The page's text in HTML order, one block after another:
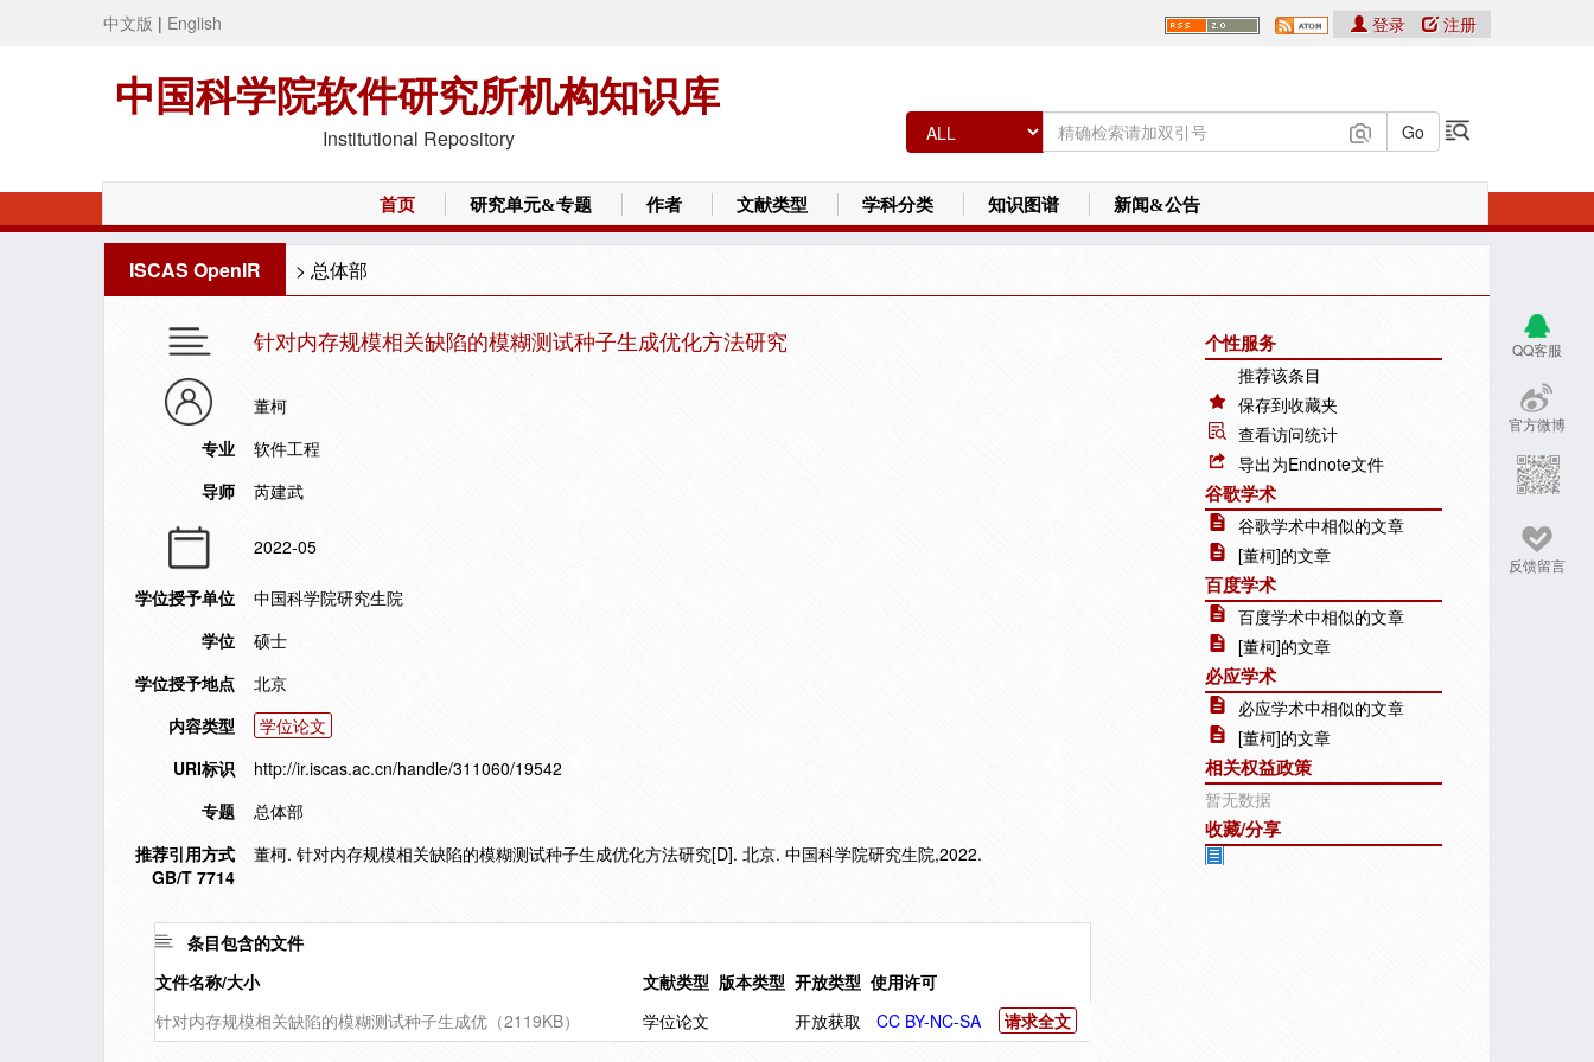
中文版 | English
中国科学院软件研究所机构知识库
Institutional Repository
登录 注册
首页 研究单元&专题 作者 文献类型 学科分类 知识图谱 新闻&公告
ISCAS OpenIR > 总体部
QQ客服
官方微博
反馈留言
针对内存规模相关缺陷的模糊测试种子生成优化方法研究
董柯
专业
软件工程
导师
芮建武
2022-05
学位授予单位
中国科学院研究生院
学位
硕士
学位授予地点
北京
内容类型
学位论文
URI标识
http://ir.iscas.ac.cn/handle/311060/19542
专题
总体部
推荐引用方式
GB/T 7714
董柯. 针对内存规模相关缺陷的模糊测试种子生成优化方法研究[D]. 北京. 中国科学院研究生院,2022.
条目包含的文件
文件名称/大小
文献类型 版本类型 开放类型 使用许可
针对内存规模相关缺陷的模糊测试种子生成优（2119KB）
学位论文 开放获取 CC BY-NC-SA 请求全文
个性服务
推荐该条目
保存到收藏夹
查看访问统计
导出为Endnote文件
谷歌学术
谷歌学术中相似的文章
[董柯]的文章
百度学术
百度学术中相似的文章
[董柯]的文章
必应学术
必应学术中相似的文章
[董柯]的文章
相关权益政策
暂无数据
收藏/分享